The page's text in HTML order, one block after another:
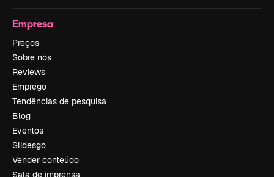
Empresa
Preços
Sobre nós
Reviews
Emprego
Tendências de pesquisa
Blog
Eventos
Slidesgo
Vender conteúdo
Sala de imprensa